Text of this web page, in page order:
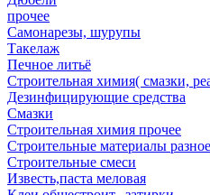
прочее
Самонарезы, шурупы
Такелаж
Печное литьё
Строительная химия( смазки,
Дезинфицирующие средства
Смазки
Строительная химия прочее
Строительные материалы разное
Строительные смеси
Известь,паста меловая